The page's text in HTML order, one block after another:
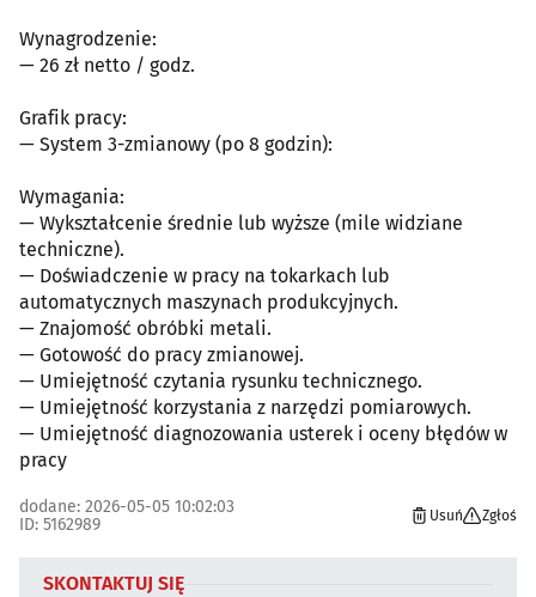
Wynagrodzenie:
— 26 zł netto / godz.
Grafik pracy:
— System 3-zmianowy (po 8 godzin):
Wymagania:
— Wykształcenie średnie lub wyższe (mile widziane
techniczne).
— Doświadczenie w pracy na tokarkach lub
automatycznych maszynach produkcyjnych.
— Znajomość obróbki metali.
— Gotowość do pracy zmianowej.
— Umiejętność czytania rysunku technicznego.
— Umiejętność korzystania z narzędzi pomiarowych.
— Umiejętność diagnozowania usterek i oceny błędów w
pracy
dodane: 2026-05-05 10:02:03
ID: 5162989
Usuń Zgłoś
SKONTAKTUJ SIĘ